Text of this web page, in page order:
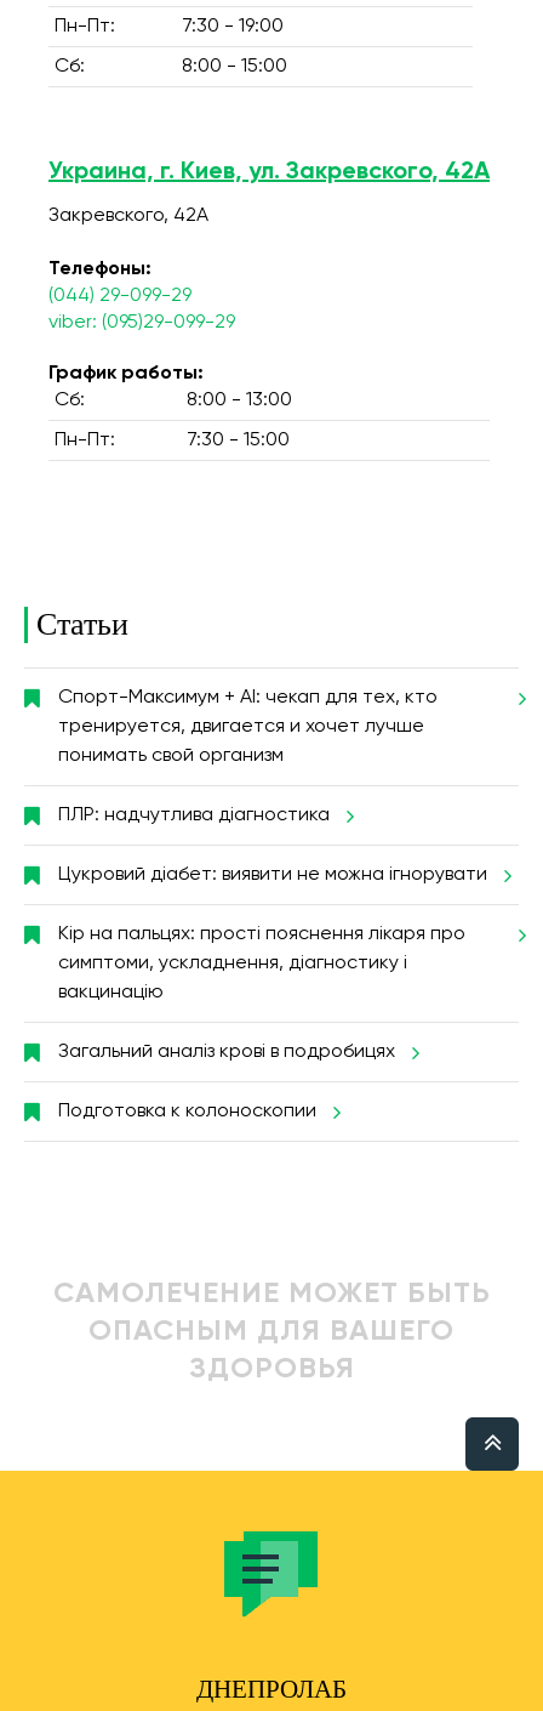
Пн-Пт: 7:30 - 19:00
Сб: 8:00 - 15:00
Украина, г. Киев, ул. Закревского, 42А
Закревского, 42А
Телефоны:
(044) 29-099-29
viber: (095)29-099-29
График работы:
Сб:
8:00 - 13:00
Пн-Пт: 7:30 - 15:00
Статьи
Спорт-Максимум + AI: чекап для тех, кто
тренируется, двигается и хочет лучше
понимать свой организм
ПЛР: надчутлива діагностика
Цукровий діабет: виявити не можна ігнорувати
Кір на пальцях: прості пояснення лікаря про
симптоми, ускладнення, діагностику і
вакцинацію
Загальний аналіз крові в подробицях
Подготовка к колоноскопии
САМОЛЕЧЕНИЕ МОЖЕТ БЫТЬ
ОПАСНЫМ ДЛЯ ВАШЕГО
ЗДОРОВЬЯ
ДНЕПРОЛАБ